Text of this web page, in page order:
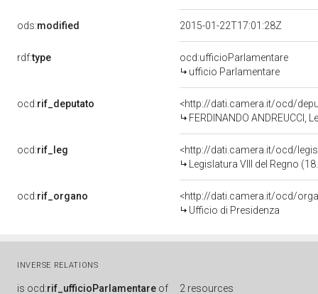
ods:modified 2015-01-22T17:01:28Z
rdf:type
ocd:ufficioParlamentare
ufficio Parlamentare
ocd:rif_deputato
<http://dati.camera.it/ocd/
FERDINANDO ANDREUCCI,
ocd:rif_leg
<http://dati.camera.it/ocd/
Legislatura VIII del Regno
ocd:rif_organo
<http://dati.camera.it/ocd/
Ufficio di Presidenza
INVERSE RELATIONS
is ocd:rif_ufficioParlamentare of 2 resources